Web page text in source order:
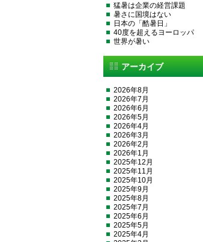
猛暑は企業の経営課題
暑さに国境はない
日本の「酷暑日」
40度を超えるヨーロッパ
世界が暑い
アーカイブ
2026年8月
2026年7月
2026年6月
2026年5月
2026年4月
2026年3月
2026年2月
2026年1月
2025年12月
2025年11月
2025年10月
2025年9月
2025年8月
2025年7月
2025年6月
2025年5月
2025年4月